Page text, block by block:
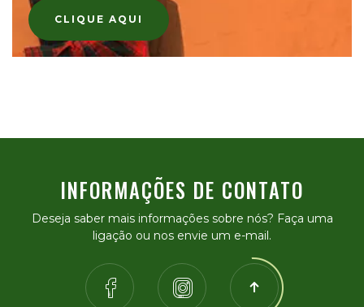
CLIQUE AQUI
INFORMAÇÕES DE CONTATO
Deseja saber mais informações sobre nós? Faça uma
ligação ou nos envie um e-mail.